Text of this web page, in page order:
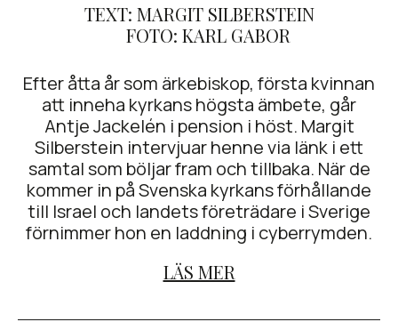
TEXT: MARGIT SILBERSTEIN
FOTO: KARL GABOR
Efter åtta år som ärkebiskop, första kvinnan
att inneha kyrkans högsta ämbete, går
Antje Jackelén i pension i höst. Margit
Silberstein intervjuar henne via länk i ett
samtal som böljar fram och tillbaka. När de
kommer in på Svenska kyrkans förhållande
till Israel och landets företrädare i Sverige
förnimmer hon en laddning i cyberrymden.
LÄS MER